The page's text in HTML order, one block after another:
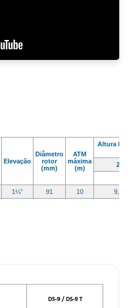
Elevação
Diâmetro
rotor
(mm)
ATM
máxima
(m)
Altura
2
1¼” 91 10 9,4